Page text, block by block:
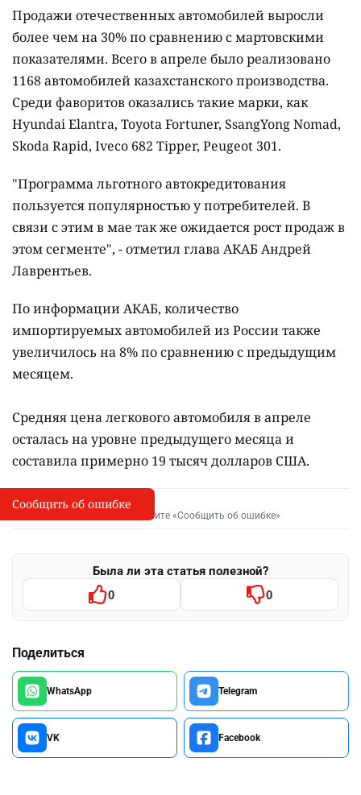
Продажи отечественных автомобилей выросли
более чем на 30% по сравнению с мартовскими
показателями. Всего в апреле было реализовано
1168 автомобилей казахстанского производства.
Среди фаворитов оказались такие марки, как
Hyundai Elantra, Toyota Fortuner, SsangYong Nomad,
Skoda Rapid, Iveco 682 Tipper, Peugeot 301.
"Программа льготного автокредитования
пользуется популярностью у потребителей. В
связи с этим в мае так же ожидается рост продаж в
этом сегменте", - отметил глава АКАБ Андрей
Лаврентьев.
По информации АКАБ, количество
импортируемых автомобилей из России также
увеличилось на 8% по сравнению с предыдущим
месяцем.
Средняя цена легкового автомобиля в апреле
осталась на уровне предыдущего месяца и
составила примерно 19 тысяч долларов США.
I
Сообщить об опечатке
Выделите фрагмент и нажмите «Сообщить об ошибке»
Была ли эта статья полезной?
0 0
Поделиться
WhatsApp Telegram
VK Facebook
Сообщить об ошибке